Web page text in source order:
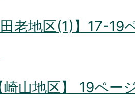
老地区(1)】17-19
山地区】 19ペー